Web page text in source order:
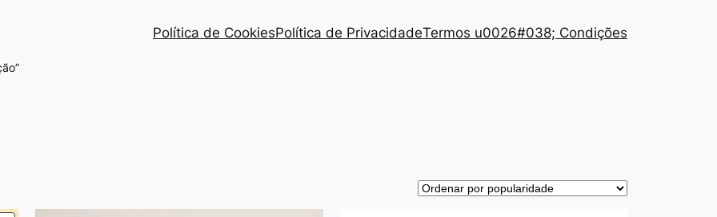
Política de CookiesPolítica de PrivacidadeTermos u0026#038; Condições